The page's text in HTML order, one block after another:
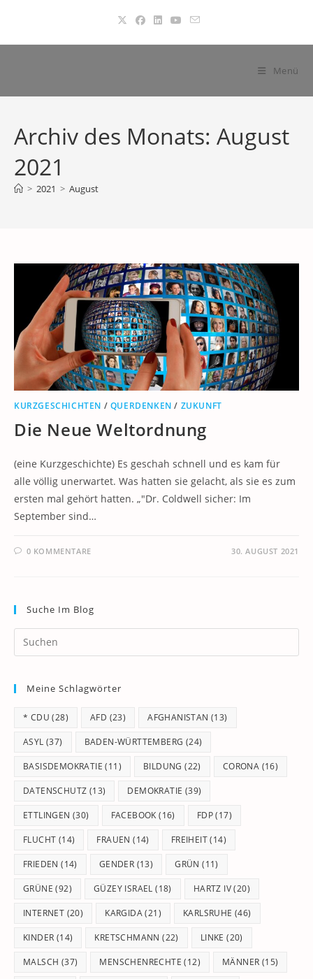
springen
Menü
Archiv des Monats: August
2021
> 2021 > August
KURZGESCHICHTEN / QUERDENKEN / ZUKUNFT
Die Neue Weltordnung
(eine Kurzgeschichte) Es geschah schnell und es kam für
alle völlig unerwartet. Was hatten sie gelacht, als sie es zum
ersten mal gehört hatten. „"Dr. Coldwell sicher: Im
September sind…
0 KOMMENTARE 30. AUGUST 2021
Suche Im Blog
Meine Schlagwörter
* CDU (28) AFD (23) AFGHANISTAN (13)
ASYL (37) BADEN-WÜRTTEMBERG (24)
BASISDEMOKRATIE (11) BILDUNG (22) CORONA (16)
DATENSCHUTZ (13) DEMOKRATIE (39)
ETTLINGEN (30) FACEBOOK (16) FDP(17)
FLUCHT (14) FRAUEN (14) FREIHEIT(14)
FRIEDEN (14) GENDER (13) GRÜN (11)
GRÜNE (92) GÜZEY ISRAEL (18) HARTZ IV(20)
INTERNET (20) KARGIDA(21) KARLSRUHE (46)
KINDER (14) KRETSCHMANN (22) LINKE (20)
MALSCH (37) MENSCHENRECHTE (12) MÄNNER (15)